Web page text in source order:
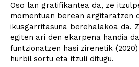
Oso lan gratifikantea da, ze
momentuan berean argitaratzen
ikusgarritasuna berehalakoa da.
egiten ari den ekarpena handia
funtzionatzen hasi zirenetik
hurbil sortu eta itzuli ditugu.